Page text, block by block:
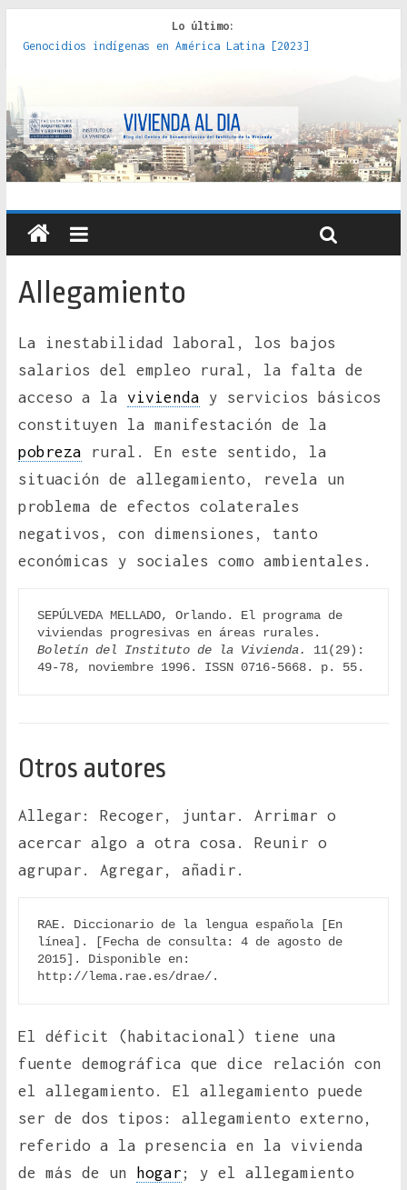
Lo último:
Genocidios indígenas en América Latina [2023]
políticas, prácticas y representaciones [2022]
crítica de las fronteras latinoamericanas [2020]
Criterios técnicos para una vivienda adecuada [2019]
Red de consultorios de la Caja del Seguro Obrero en
Santiago : un patrimonio emblemático [2014]
Allegamiento
La inestabilidad laboral, los bajos
salarios del empleo rural, la falta de
acceso a la vivienda y servicios básicos
constituyen la manifestación de la
pobreza rural. En este sentido, la
situación de allegamiento, revela un
problema de efectos colaterales
negativos, con dimensiones, tanto
económicas y sociales como ambientales.
SEPÚLVEDA MELLADO, Orlando. El programa de
Boletín del Instituto de la Vivienda.
11(29):
49-78, noviembre 1996. ISSN 0716-5668. p. 55.
Otros autores
Allegar: Recoger, juntar. Arrimar o
acercar algo a otra cosa. Reunir o
agrupar. Agregar, añadir.
RAE. Diccionario de la lengua española [En
línea]. [Fecha de consulta: 4 de agosto de
2015]. Disponible en:
http://lema.rae.es/drae/.
El déficit (habitacional) tiene una
fuente demográfica que dice relación con
el allegamiento. El allegamiento puede
ser de dos tipos: allegamiento externo,
referido a la presencia en la vivienda
de más de un
hogar ; y el allegamiento